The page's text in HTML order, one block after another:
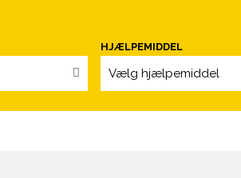
HJÆLPEMIDDEL
Vælg hjælpemiddel